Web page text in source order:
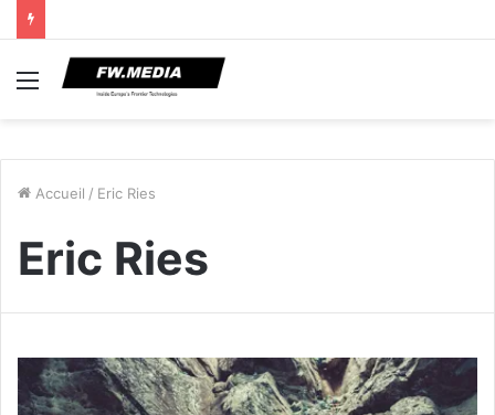
Menu
Accueil / Eric Ries
Eric Ries